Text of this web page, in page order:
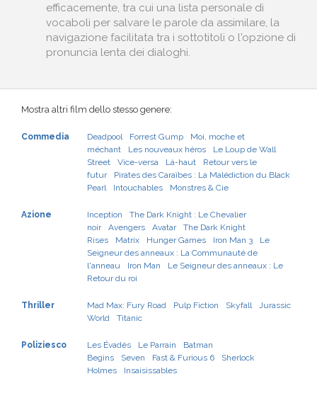
efficacemente, tra cui una lista personale di
vocaboli per salvare le parole da assimilare, la
navigazione facilitata tra i sottotitoli o l'opzione di
pronuncia lenta dei dialoghi.
Mostra altri film dello stesso genere:
Commedia Deadpool Forrest Gump
Moi, moche et
méchant
Les nouveaux héros
Le Loup de Wall
Street
Vice-versa Là-haut
Retour vers le
futur
Pirates des Caraïbes : La Malédiction du Black
Pearl
Intouchables Monstres & Cie
Azione Inception
The Dark Knight : Le Chevalier
noir
Avengers Avatar
The Dark Knight
Rises
Matrix Hunger Games Iron Man 3
Le
Seigneur des anneaux : La Communauté de
l'anneau
Iron Man
Le Seigneur des anneaux : Le
Retour du roi
Thriller Mad Max: Fury Road Pulp Fiction Skyfall
Jurassic
World
Titanic
Poliziesco Les Évadés Le Parrain
Batman
Begins
Seven Fast & Furious 6
Sherlock
Holmes
Insaisissables